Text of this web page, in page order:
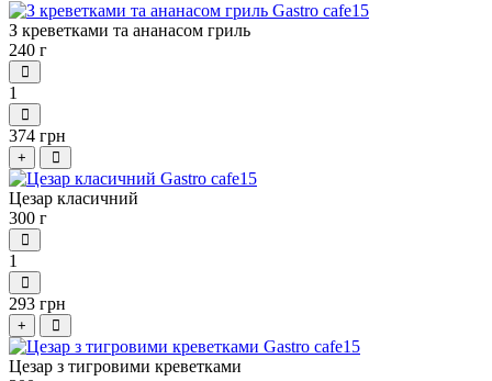
З креветками та ананасом гриль
240 г
1
374 грн
+
Цезар класичний
300 г
1
293 грн
+
Цезар з тигровими креветками